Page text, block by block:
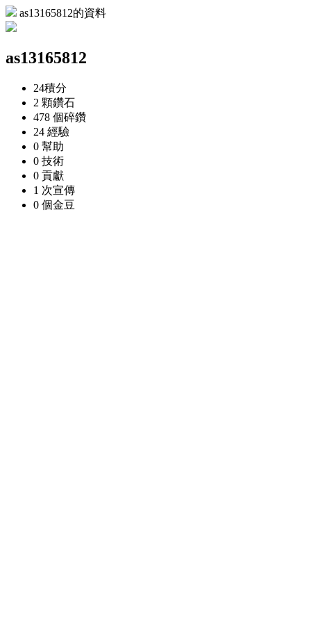
as13165812的資料
as13165812
24積分
2 顆鑽石
478 個碎鑽
24 經驗
0 幫助
0 技術
0 貢獻
1 次宣傳
0 個金豆